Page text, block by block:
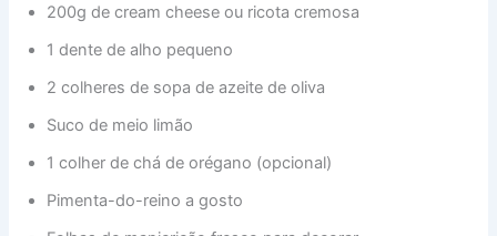
200g de cream cheese ou ricota cremosa
1 dente de alho pequeno
2 colheres de sopa de azeite de oliva
Suco de meio limão
1 colher de chá de orégano (opcional)
Pimenta-do-reino a gosto